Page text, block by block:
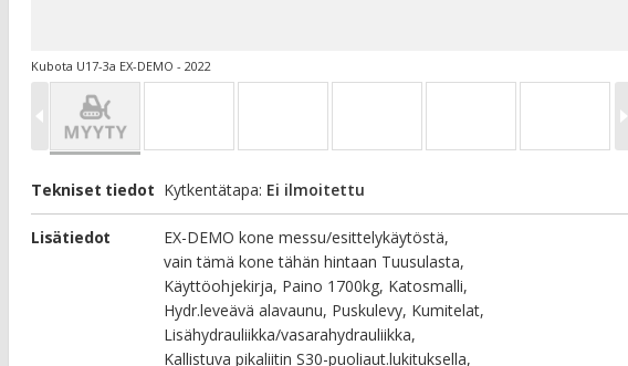
Kubota U17-3a EX-DEMO - 2022
Tekniset tiedot Kytkentätapa: Ei ilmoitettu
Lisätiedot
EX-DEMO kone messu/esittelykäytöstä,
vain tämä kone tähän hintaan Tuusulasta,
Käyttöohjekirja, Paino 1700kg, Katosmalli,
Hydr.leveävä alavaunu, Puskulevy, Kumitelat,
Lisähydrauliikka/vasarahydrauliikka,
Kallistuva pikaliitin S30-puoliaut.lukituksella,